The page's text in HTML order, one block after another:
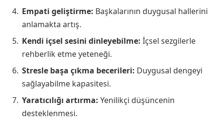
Empati geliştirme: Başkalarının duygusal hallerini
anlamakta artış.
Kendi içsel sesini dinleyebilme: İçsel sezgilerle
rehberlik etme yeteneği.
Stresle başa çıkma becerileri: Duygusal dengeyi
sağlayabilme kapasitesi.
Yaratıcılığı artırma: Yenilikçi düşüncenin
desteklenmesi.